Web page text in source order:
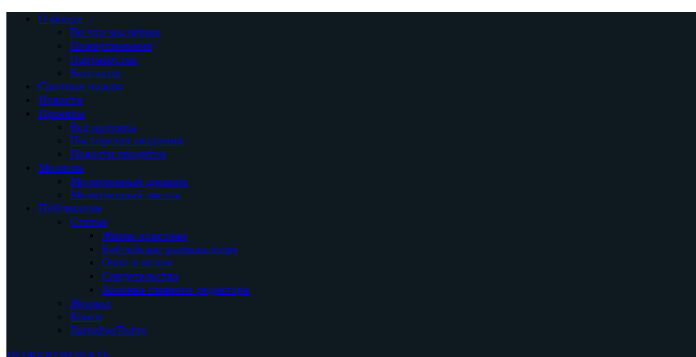
О фонде
Во что мы верим
Пожертвования
Партнерство
Контакты
Срочные нужды
Новости
Проекты
Все проекты
Пасторская академия
Новости проектов
Молитва
Молитвенный дневник
Молитвенный листок
Публикации
Статьи
Жизнь христиан
Библейские размышления
Окно в ислам
Свидетельства
Колонка главного редактора
Журнал
Книги
BarnabasToday